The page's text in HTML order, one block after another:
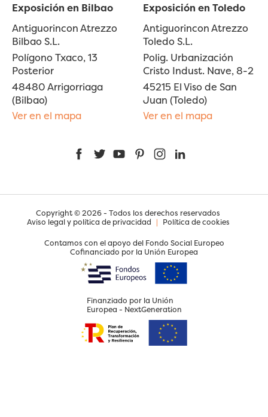
Exposición en Bilbao
Antiguorincon Atrezzo
Bilbao S.L.
Polígono Txaco, 13
Posterior
48480 Arrigorriaga
(Bilbao)
Ver en el mapa
Exposición en Toledo
Antiguorincon Atrezzo
Toledo S.L.
Polig. Urbanización
Cristo Indust. Nave, 8-2
45215 El Viso de San
Juan (Toledo)
Ver en el mapa
FacebookTwitterYouTubePinterestInstagram
Copyright © 2026 - Todos los derechos reservados
Aviso legal y política de privacidad | Política de cookies
Contamos con el apoyo del Fondo Social Europeo
Cofinanciado por la Unión Europea
Finanziado por la Unión
Europea - NextGeneration